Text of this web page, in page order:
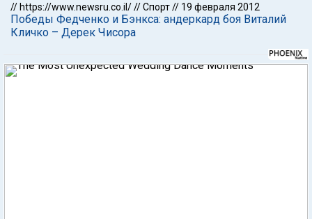
// https://www.newsru.co.il///Спорт// 19 февраля 2012
Победы Федченко и Бэнкса: андеркард боя Виталий
Кличко – Дерек Чисора